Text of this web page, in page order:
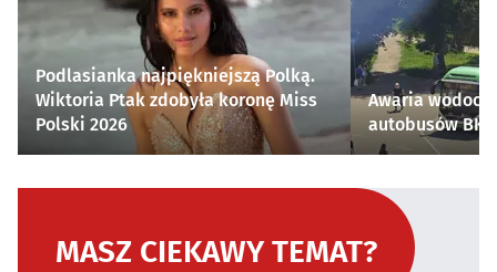
Podlasianka najpiękniejszą Polką.
Wiktoria Ptak zdobyła koronę Miss
Polski 2026
Awaria
autobusów
MASZ CIEKAWY TEMAT?